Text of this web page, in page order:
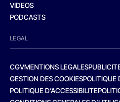
VIDEOS
PODCASTS
LEGAL
CGVMENTIONS LEGALES
GESTION DES COOKIESPOLITIQUE
POLITIQUE D’ACCESSIBILITE